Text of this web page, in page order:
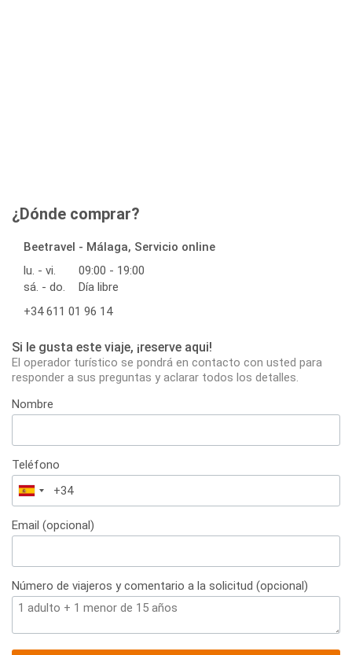
¿Dónde comprar?
Beetravel - Málaga, Servicio online
lu. - vi.
09:00 - 19:00
sá. - do.
Día libre
+34 611 01 96 14
Si le gusta este viaje, ¡reserve aqui!
El operador turístico se pondrá en contacto con usted para
responder a sus preguntas y aclarar todos los detalles.
Nombre
Teléfono
España
+34
Email (opcional)
Número de viajeros y comentario a la solicitud (opcional)